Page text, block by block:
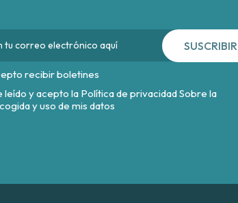
SUSCRIBIR
recibir boletines
leído y acepto la Política de privacidad Sobre la
y uso de mis datos